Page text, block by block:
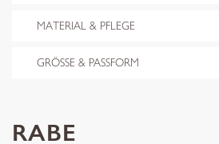
MATERIAL & PFLEGE
GRÖSSE & PASSFORM
RABE